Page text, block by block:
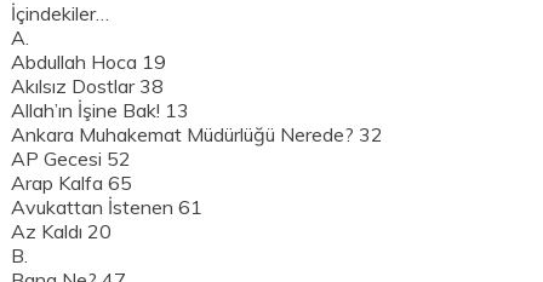
İçindekiler…
A.
Abdullah Hoca 19
Akılsız Dostlar 38
Allah’ın İşine Bak! 13
Ankara Muhakemat Müdürlüğü Nerede? 32
AP Gecesi 52
Arap Kalfa 65
Avukattan İstenen 61
Az Kaldı 20
B.